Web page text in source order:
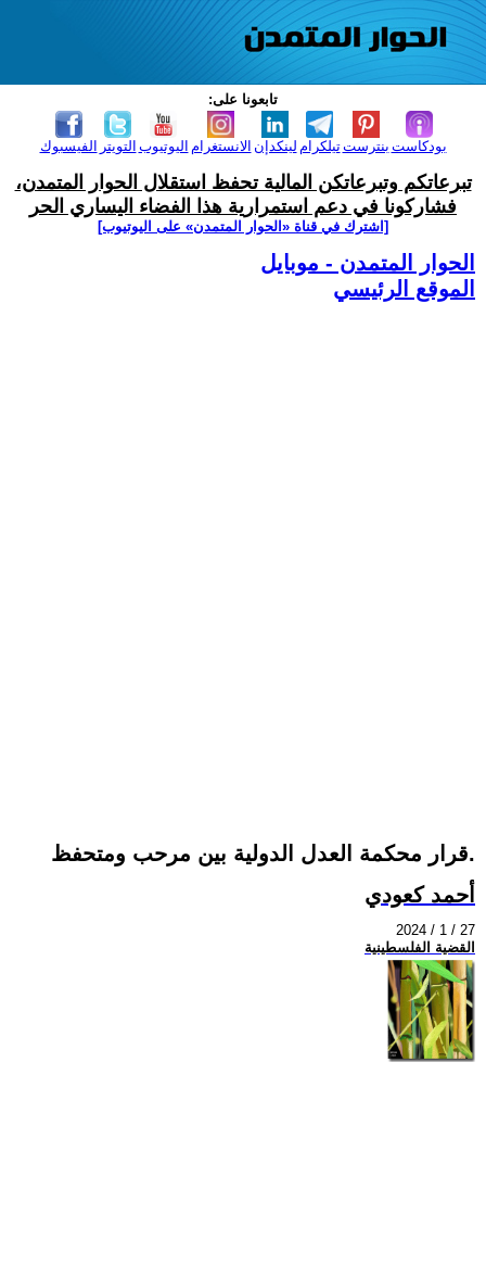
تابعونا على:
الفيسبوك التويتر اليوتيوب الانستغرام لينكدإن تيلكرامبنترست بودكاست
تبرعاتكم وتبرعاتكن المالية تحفظ استقلال الحوار المتمدن،
فشاركونا في دعم استمرارية هذا الفضاء اليساري الحر
[اشترك في قناة ‫«الحوار المتمدن» على اليوتيوب]
الحوار المتمدن - موبايل
الموقع الرئيسي
قرار محكمة العدل الدولية بين مرحب ومتحفظ.
أحمد كعودي
2024 / 1 / 27
القضية الفلسطينية